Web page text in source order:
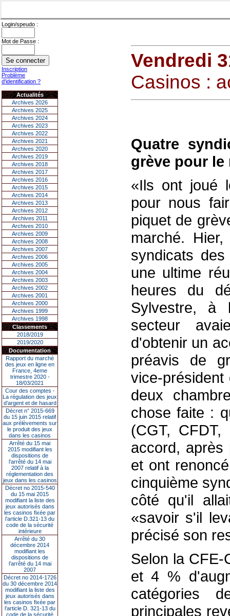
Login/speudo :
Mot de Passe :
Inscription
Problème
d'identification ?
Actualités
Archives 2026
Archives 2025
Archives 2024
Archives 2023
Archives 2022
Archives 2021
Archives 2020
Archives 2019
Archives 2018
Archives 2017
Archives 2016
Archives 2015
Archives 2014
Archives 2013
Archives 2012
Archives 2011
Archives 2010
Archives 2009
Archives 2008
Archives 2007
Archives 2006
Archives 2005
Archives 2004
Archives 2003
Archives 2002
Archives 2001
Archives 2000
Archives 1999
Archives 1998
Classements
2018/2019
2019/2020
Documentation
Rapport du marché
des jeux en ligne en
France, 4eme
trimestre 2020 -
18/03/2021
Cour des comptes -
La régulation des jeux
d’argent et de hasard
Décret n° 2015-669
du 15 juin 2015 relatif
aux prélèvements sur
le produit des jeux
dans les casinos
Arrêté du 15 mai
2015 modifiant les
dispositions de
l’arrêté du 14 mai
2007 relatif à la
réglementation des
jeux dans les casinos
Décret no 2015-540
du 15 mai 2015
modifiant la liste des
jeux autorisés dans
les casinos fixée par
l’article D.321-13 du
code de la sécurité
intérieure
Arrêté du 30
décembre 2014
modifiant les
dispositions de
l’arrêté du 14 mai
2007
Décret no 2014-1726
du 30 décembre 2014
modifiant la liste des
jeux autorisés dans
les casinos fixée par
l’article D. 321-13 du
code de la sécurité
Vendredi
Casinos :
Quatre
grève pour le
«Ils ont joué
pour nous
piquet de
marché.
syndicats
une ultime
heures du
Sylvestre, à
secteur
d'obtenir un
préavis de
vice-
deux
chose faite :
(CGT,
accord, après
et ont
cinquième
côté qu'il
«savoir s'il
précisé son
Selon la
et 4 %
catégories
principales